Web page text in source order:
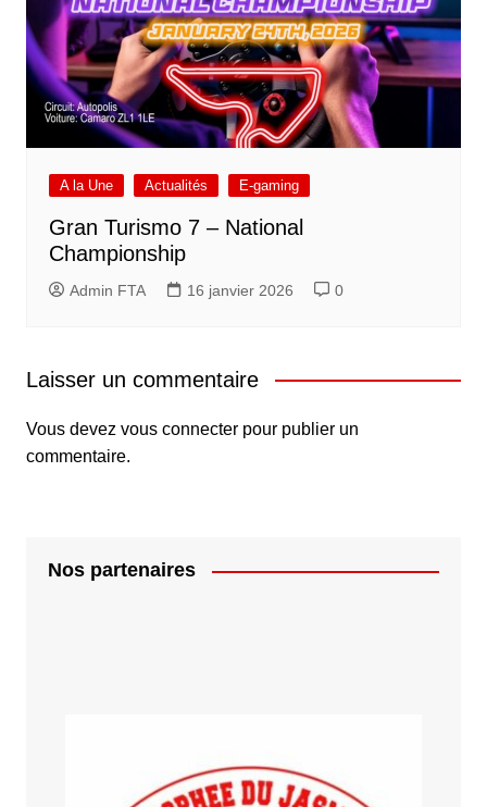
A la Une Actualités E-gaming
Gran Turismo 7 – National
Championship
Admin FTA 16 janvier 2026 0
Laisser un commentaire
Vous devez vous connecterpour publier un
commentaire.
Nos partenaires